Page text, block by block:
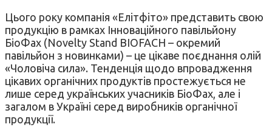
Цього року компанія «Елітфіто» представить свою
продукцію в рамках Інноваційного павільйону
БіоФах (Novelty Stand BIOFACH – окремий
павільйон з новинками) – це цікаве поєднання олій
«Чоловіча сила». Тенденція щодо впровадження
цікавих органічних продуктів простежується не
лише серед українських учасників БіоФах, але і
загалом в Україні серед виробників органічної
продукції.